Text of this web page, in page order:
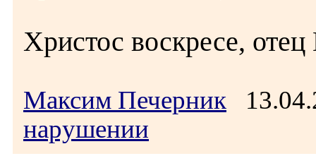
Христос воскресе,
Максим Печерник
нарушении